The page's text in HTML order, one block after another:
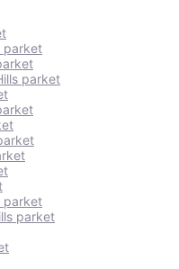
parket
parket
parket
parket